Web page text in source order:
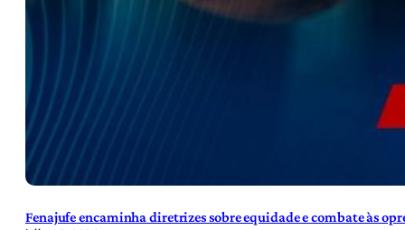
Fenajufe encaminha diretrizes sobre equidade e combate às